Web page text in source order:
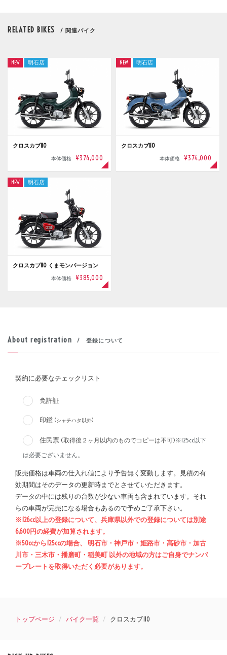
RELATED BIKES / 関連バイク
クロスカブ110
本体価格 ¥374,000
NEW 明石店
クロスカブ110
本体価格 ¥374,000
NEW 明石店
クロスカブ110 くまモンバージョン
本体価格 ¥385,000
NEW 明石店
About registration / 登録について
契約に必要なチェックリスト
免許証
印鑑 (シャチハタ以外)
住民票 (取得後２ヶ月以内のものでコピーは不可)※125cc以下
は必要ございません。
販売価格は車両の仕入れ値により予告無く変動します。見積の有
効期間はそのデータの更新時までとさせていただきます。
データの中には残りの台数が少ない車両も含まれています。それ
らの車両が完売になる場合もあるので予めご了承下さい。
※126cc以上の登録について、兵庫県以外での登録については別途
6,600円の経費が加算されます。
※50ccから125ccの場合、 明石市・神戸市・姫路市・高砂市・加古
川市・三木市・播磨町・稲美町 以外の地域の方はご自身でナンバ
ープレートを取得いただく必要があります。
トップページ バイク一覧 クロスカブ110